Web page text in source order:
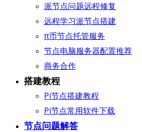
派节点问题远程修复
远程学习派节点搭建
π币节点托管服务
节点电脑服务器配置推荐
商务合作
搭建教程
Pi节点搭建教程
Pi节点常用软件下载
节点问题解答